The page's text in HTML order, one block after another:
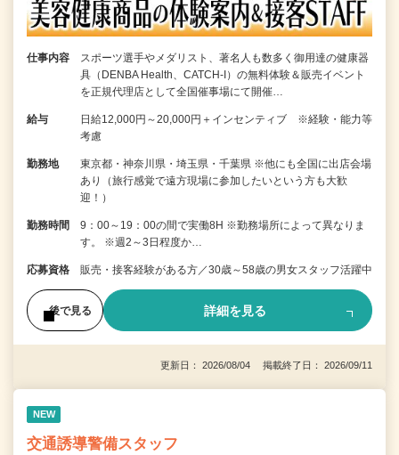
仕事内容
スポーツ選手やメダリスト、著名人も数多く御用達の健康器
具（DENBA Health、CATCH-I）の無料体験＆販売イベント
を正規代理店として全国催事場にて開催…
給与
日給12,000円～20,000円＋インセンティブ ※経験・能力等
考慮
勤務地
東京都・神奈川県・埼玉県・千葉県 ※他にも全国に出店会場
あり（旅行感覚で遠方現場に参加したいという方も大歓
迎！）
勤務時間
9：00～19：00の間で実働8H ※勤務場所によって異なりま
す。 ※週2～3日程度か…
応募資格 販売・接客経験がある方／30歳～58歳の男女スタッフ活躍中
後で見る 詳細を見る
更新日： 2026/08/04 掲載終了日： 2026/09/11
NEW
交通誘導警備スタッフ